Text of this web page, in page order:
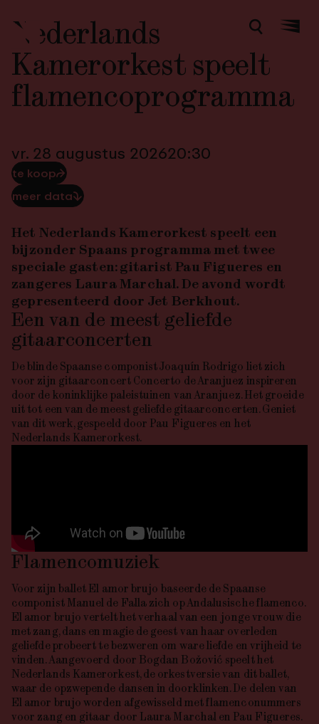
ZoekenMenu
Nederlands
Kamerorkest speelt
flamencoprogramma
vr. 28 augustus 202620:30
te koop⮫
meer data⮯
Het Nederlands Kamerorkest speelt een
bijzonder Spaans programma met twee
speciale gasten: gitarist Pau Figueres en
zangeres Laura Marchal. De avond wordt
gepresenteerd door Jet Berkhout.
Een van de meest geliefde
gitaarconcerten
De blinde Spaanse componist Joaquín Rodrigo liet zich
voor zijn gitaarconcert Concerto de Aranjuez inspireren
door de koninklijke paleistuinen van Aranjuez. Het groeide
uit tot een van de meest geliefde gitaarconcerten. Geniet
van dit werk, gespeeld door Pau Figueres en het
Nederlands Kamerorkest.
Flamencomuziek
Voor zijn ballet El amorbrujo baseerde de Spaanse
componist Manuel de Falla zich op Andalusische flamenco.
El amor brujo vertelt het verhaal van een jonge vrouw die
met zang, dans en magie de geest van haar overleden
geliefde probeert te bezweren om ware liefde en vrijheid te
vinden. Aangevoerd door Bogdan Božović speelt het
Nederlands Kamerorkest, de orkestversie van dit ballet,
waar de opzwepende dansen in doorklinken. De delen van
El amor brujoworden afgewisseld met flamenconummers
voor zang en gitaar door Laura Marchal en Pau Figueres.